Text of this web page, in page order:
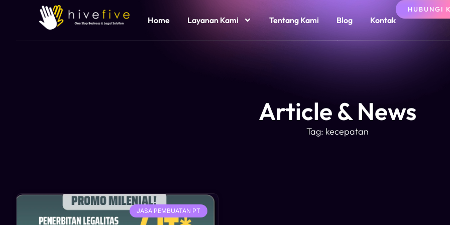
Home Layanan Kami Tentang Kami Blog Kontak
HUBUNGI
Article & News
Tag: kecepatan
JASA PEMBUATAN PT